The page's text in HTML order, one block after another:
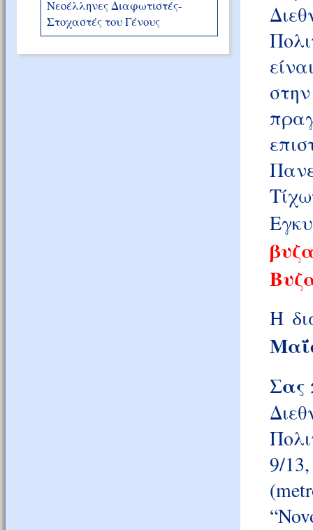
Νεοέλληνες Διαφωτιστές-
Στοχαστές του Γένους
Η
Σας
9/